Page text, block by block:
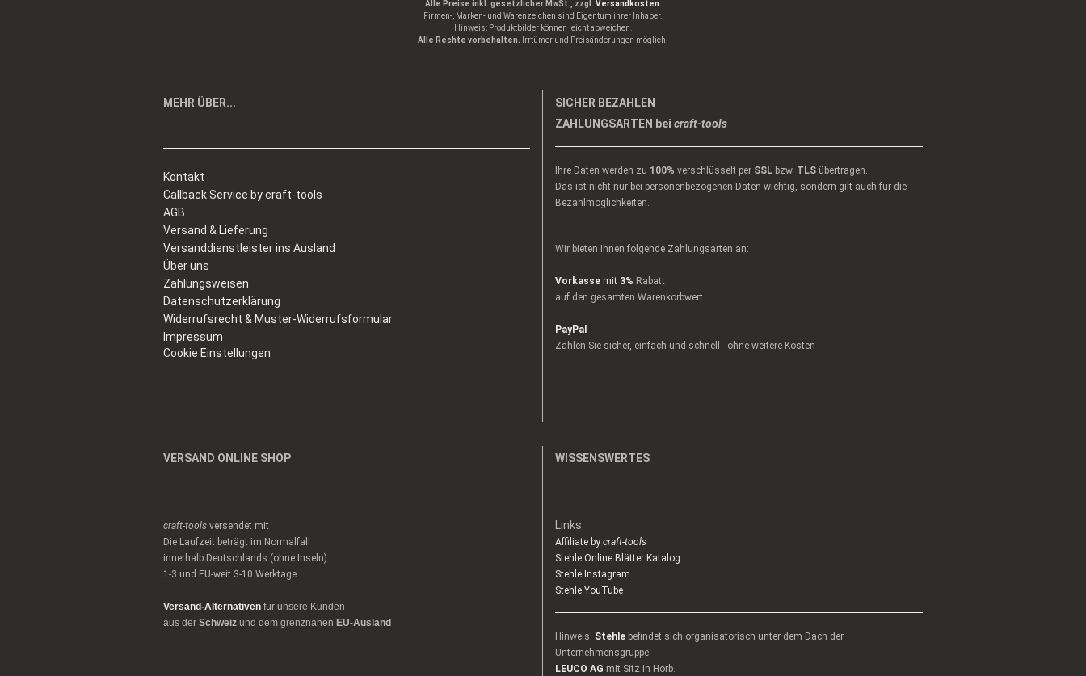
Alle Preise inkl. gesetzlicher MwSt., zzgl. Versandkosten.
Firmen-, Marken- und Warenzeichen sind Eigentum ihrer Inhaber.
Hinweis: Produktbilder können leicht abweichen.
Alle Rechte vorbehalten.
Irrtümer und Preisänderungen möglich.
MEHR ÜBER...
Kontakt
Callback Service by craft-tools
AGB
Versand & Lieferung
Versanddienstleister ins Ausland
Über uns
Zahlungsweisen
Datenschutzerklärung
Widerrufsrecht & Muster-Widerrufsformular
Impressum
Cookie Einstellungen
SICHER BEZAHLEN
ZAHLUNGSARTEN bei craft-tools
Ihre Daten werden zu 100% verschlüsselt per SSL bzw. TLS übertragen.
Das ist nicht nur bei personenbezogenen Daten wichtig, sondern gilt auch für die
Bezahlmöglichkeiten.
Wir bieten Ihnen folgende Zahlungsarten an:
Vorkasse mit 3% Rabatt
auf den gesamten Warenkorbwert
PayPal
Zahlen Sie sicher, einfach und schnell - ohne weitere Kosten
VERSAND ONLINE SHOP
craft-tools versendet mit
Die Laufzeit beträgt im Normalfall
innerhalb Deutschlands (ohne Inseln)
1-3 und EU-weit 3-10 Werktage.
Versand-Alternativen für unsere Kunden
aus der Schweiz und dem grenznahen EU-Ausland
WISSENSWERTES
Links
Affiliate by craft-tools
Stehle Online Blätter Katalog
Stehle Instagram
Stehle YouTube
Hinweis: Stehle befindet sich organisatorisch unter dem Dach der
Unternehmensgruppe
LEUCO AG mit Sitz in Horb.